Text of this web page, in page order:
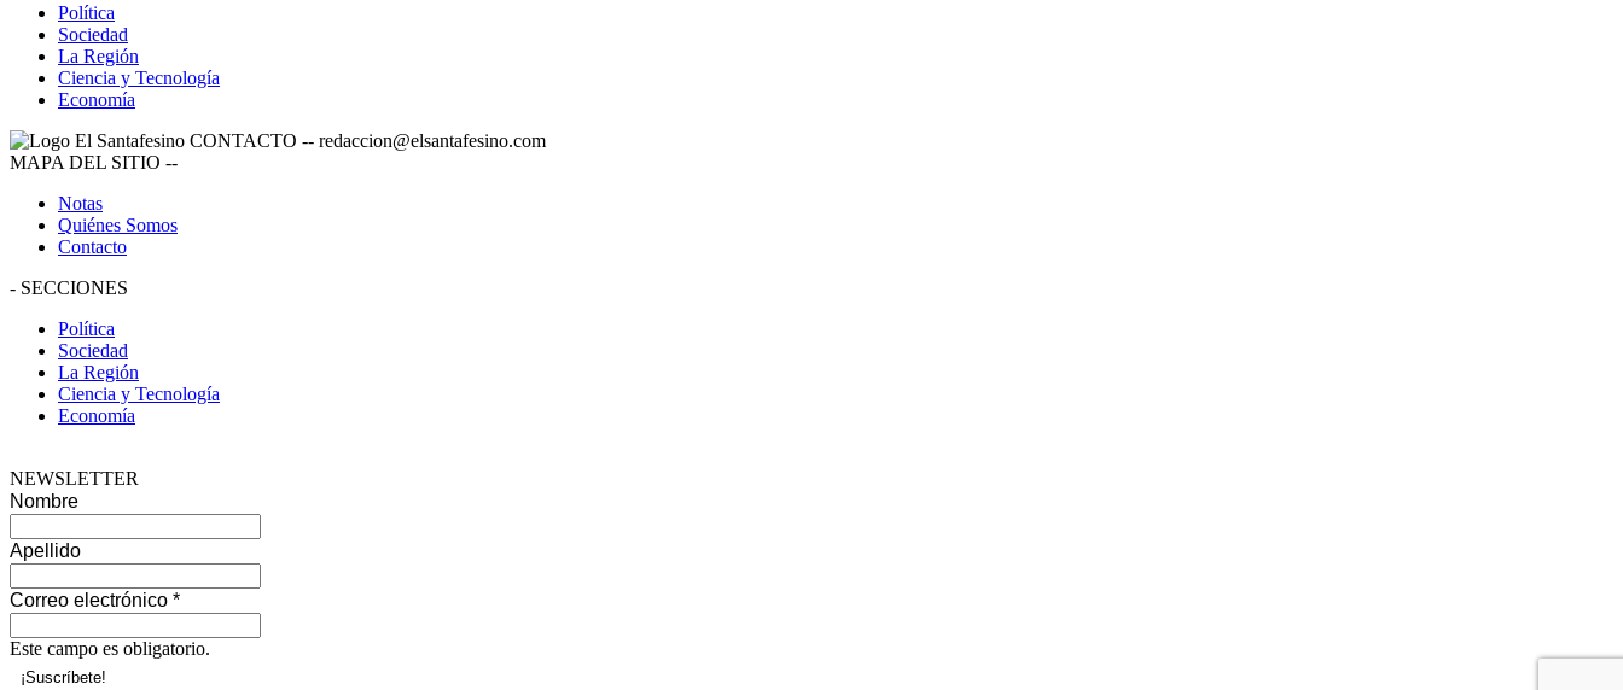
Política
Sociedad
La Región
Ciencia y Tecnología
Economía
CONTACTO -- redaccion@elsantafesino.com
MAPA DEL SITIO --
Notas
Quiénes Somos
Contacto
- SECCIONES
Política
Sociedad
La Región
Ciencia y Tecnología
Economía
NEWSLETTER
Nombre
Apellido
Correo electrónico *
Este campo es obligatorio.